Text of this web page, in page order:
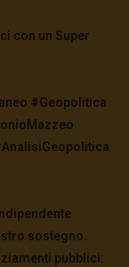
con un Super
#Geopolitica
sostegno.
pubblici: